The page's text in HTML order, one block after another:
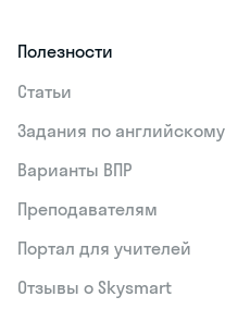
Полезности
Статьи
Задания по английскому
Варианты ВПР
Преподавателям
Портал для учителей
Отзывы о Skysmart